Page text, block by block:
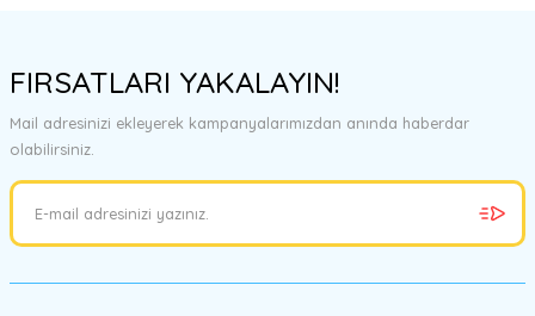
tarafımıza iletebilirsiniz.
Görüş ve önerileriniz için teşekkür ederiz.
Ürün resmi kalitesiz, bozuk veya görüntülenemiyor.
Ürün bilgilerinde hatalar bulunuyor.
FIRSATLARI YAKALAYIN!
Mail adresinizi ekleyerek kampanyalarımızdan anında haberdar
olabilirsiniz.